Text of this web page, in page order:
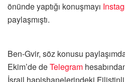
önünde yaptığı konuşmayı
paylaşmıştı.
Ben-Gvir, söz konusu
Ekim’de deTelegram